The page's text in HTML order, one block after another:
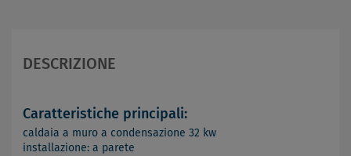
DESCRIZIONE
Caratteristiche principali:
caldaia a muro a condensazione 32 kw
installazione: a parete